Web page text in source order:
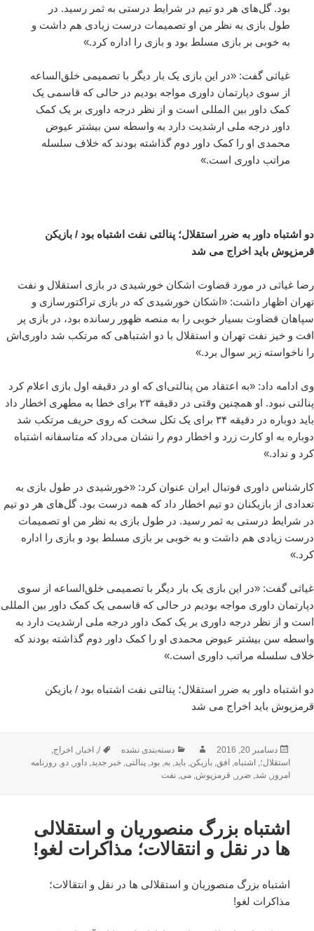
بود. گل‌های هر دو تیم در شرایط درستی به ثمر رسید. در
طول بازی به نظر من او تصمیمات درست زیادی هم داشت و
به خوبی بر بازی مسلط بود و بازی را اداره کرد.»
غیاثی گفت: «در این بازی یک بار دیگر با تصمیمی خلق‌الساعه
از سوی دپارتمان داوری مواجه بودیم در حالی که قاسمی یک
کمک داور بین المللی است و از نظر درجه داوری بر یک کمک
داور درجه ملی ارشدیت دارد به واسطه سن بیشتر عیوض
محمدی او را کمک داور دوم گذاشته بودند که خلاف سلسله
مراتب داوری است.»
دو اشتباه داور به ضرر استقلال؛ پنالتی نفت اشتباه بود / بازیکن
قرمزپوش باید اخراج می شد
رضا غیاثی در مورد قضاوت اشکان خورشیدی در بازی استقلال و نفت
تهران اظهار داشت: «اشکان خورشیدی که در بازی تراکتورسازی و
سپاهان قضاوت بسیار خوبی را به منصه ظهور رسانده بود، در بازی پر
افت و خیز نفت تهران و استقلال با دو اشتباهی که مرتکب شد داوری‌اش
را ناخواسته زیر سوال برد.»
وی ادامه داد: «به اعتقاد من پنالتی‌ای که او در دقیقه اول بازی اعلام کرد
پنالتی نبود. او همچنین وقتی در دقیقه ٢٣ برای خطا به مطهری اخطار داد
باید دوباره در دقیقه ٣۴ برای یک تکل سخت که روی حریف مرتکب شد
دوباره به او کارت زرد و اخطار دوم را نشان می‌داد که متاسفانه اشتباه
کرد و نداد.»
کارشناس داوری فوتبال ایران عنوان کرد: «خورشیدی در طول بازی به
تعدادی از بازیکنان دو تیم اخطار داد که همه درست بود. گل‌های هر دو تیم
در شرایط درستی به ثمر رسید. در طول بازی به نظر من او تصمیمات
درست زیادی هم داشت و به خوبی بر بازی مسلط بود و بازی را اداره
کرد.»
غیاثی گفت: «در این بازی یک بار دیگر با تصمیمی خلق‌الساعه از سوی
دپارتمان داوری مواجه بودیم در حالی که قاسمی یک کمک داور بین المللی
است و از نظر درجه داوری بر یک کمک داور درجه ملی ارشدیت دارد به
واسطه سن بیشتر عیوض محمدی او را کمک داور دوم گذاشته بودند که
خلاف سلسله مراتب داوری است.»
دو اشتباه داور به ضرر استقلال؛ پنالتی نفت اشتباه بود / بازیکن
قرمزپوش باید اخراج می شد
ارسال
شده
در
دسامبر 20, 2016 نویسندهدسته‌ها
دسته‌بندی نشده برچسب‌ها
/
, اخبار, اخراج,
استقلال؛, اشتباه, افق,بازیکن,باید,به,بود,پنالتی,خبر جدید,داور,دو, روزنامه
امروز, شد,ضرر, قرمزپوش,می,نفت
اشتباه بزرگ منصوریان و استقلالی
ها در نقل و انتقالات؛ مذاکرات لغو!
اشتباه بزرگ منصوریان و استقلالی ها در نقل و انتقالات؛
مذاکرات لغو!